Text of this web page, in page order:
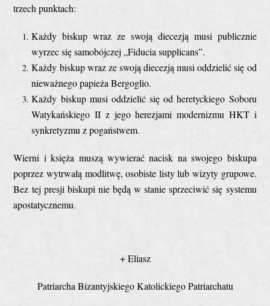
trzech punktach:
Każdy biskup wraz ze swoją diecezją musi publicznie
wyrzec się samobójczej „Fiducia supplicans”.
Każdy biskup wraz ze swoją diecezją musi oddzielić się od
nieważnego papieża Bergoglio.
Każdy biskup musi oddzielić się od heretyckiego Soboru
Watykańskiego II z jego herezjami modernizmu HKT i
synkretyzmu z pogaństwem.
Wierni i księża muszą wywierać nacisk na swojego biskupa
poprzez wytrwałą modlitwę, osobiste listy lub wizyty grupowe.
Bez tej presji biskupi nie będą w stanie sprzeciwić się systemu
apostatycznemu.
+ Eliasz
Patriarcha Bizantyjskiego Katolickiego Patriarchatu